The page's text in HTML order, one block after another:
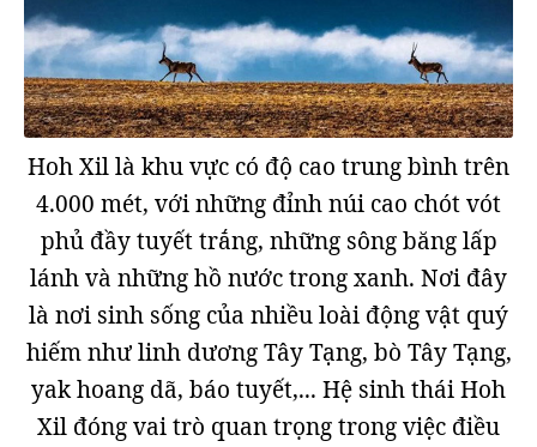
Hoh Xil là khu vực có độ cao trung bình trên
4.000 mét, với những đỉnh núi cao chót vót
phủ đầy tuyết trắng, những sông băng lấp
lánh và những hồ nước trong xanh. Nơi đây
là nơi sinh sống của nhiều loài động vật quý
hiếm như linh dương Tây Tạng, bò Tây Tạng,
yak hoang dã, báo tuyết,... Hệ sinh thái Hoh
Xil đóng vai trò quan trọng trong việc điều